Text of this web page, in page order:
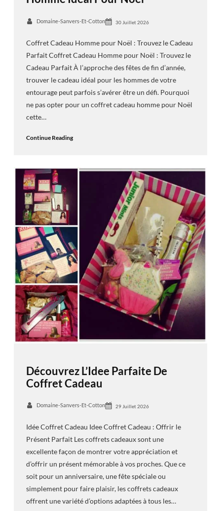
Domaine-Sanvers-Et-Cotton 30 Juillet 2026
Coffret Cadeau Homme pour Noël : Trouvez le Cadeau
Parfait Coffret Cadeau Homme pour Noël : Trouvez le
Cadeau Parfait À l’approche des fêtes de fin d’année,
trouver le cadeau idéal pour les hommes de votre
entourage peut parfois s’avérer être un défi. Pourquoi
ne pas opter pour un coffret cadeau homme pour Noël
cette…
Continue Reading
Découvrez L’Idee Parfaite De
Coffret Cadeau
Domaine-Sanvers-Et-Cotton 29 Juillet 2026
Idée Coffret Cadeau Idee Coffret Cadeau : Offrir le
Présent Parfait Les coffrets cadeaux sont une
excellente façon de montrer votre appréciation et
d’offrir un présent mémorable à vos proches. Que ce
soit pour un anniversaire, une fête spéciale ou
simplement pour faire plaisir, les coffrets cadeaux
offrent une variété d’options adaptées à tous les…